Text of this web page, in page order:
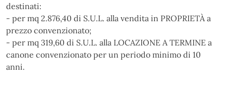
destinati:
- per mq 2.876,40 di S.U.L. alla vendita in PROPRIETÀ a
prezzo convenzionato;
- per mq 319,60 di S.U.L. alla LOCAZIONE A TERMINE a
canone convenzionato per un periodo minimo di 10
anni.